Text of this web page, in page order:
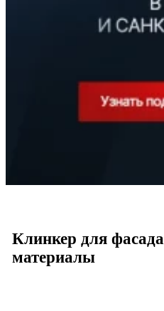
Клинкер для
материалы